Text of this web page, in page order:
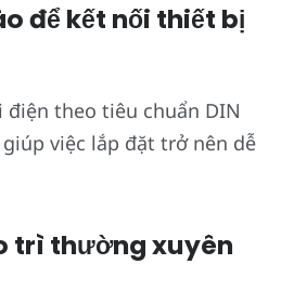
để kết nối thiết bị
theo tiêu chuẩn DIN
giúp việc lắp đặt trở nên dễ
trì thường xuyên